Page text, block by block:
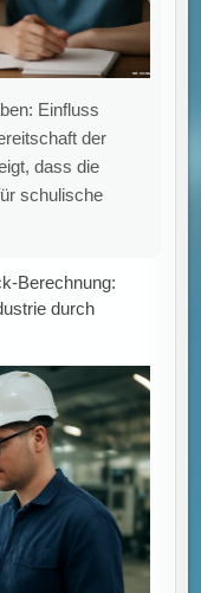
Einfluss
der
dass die
schulische
Berechnung:
durch